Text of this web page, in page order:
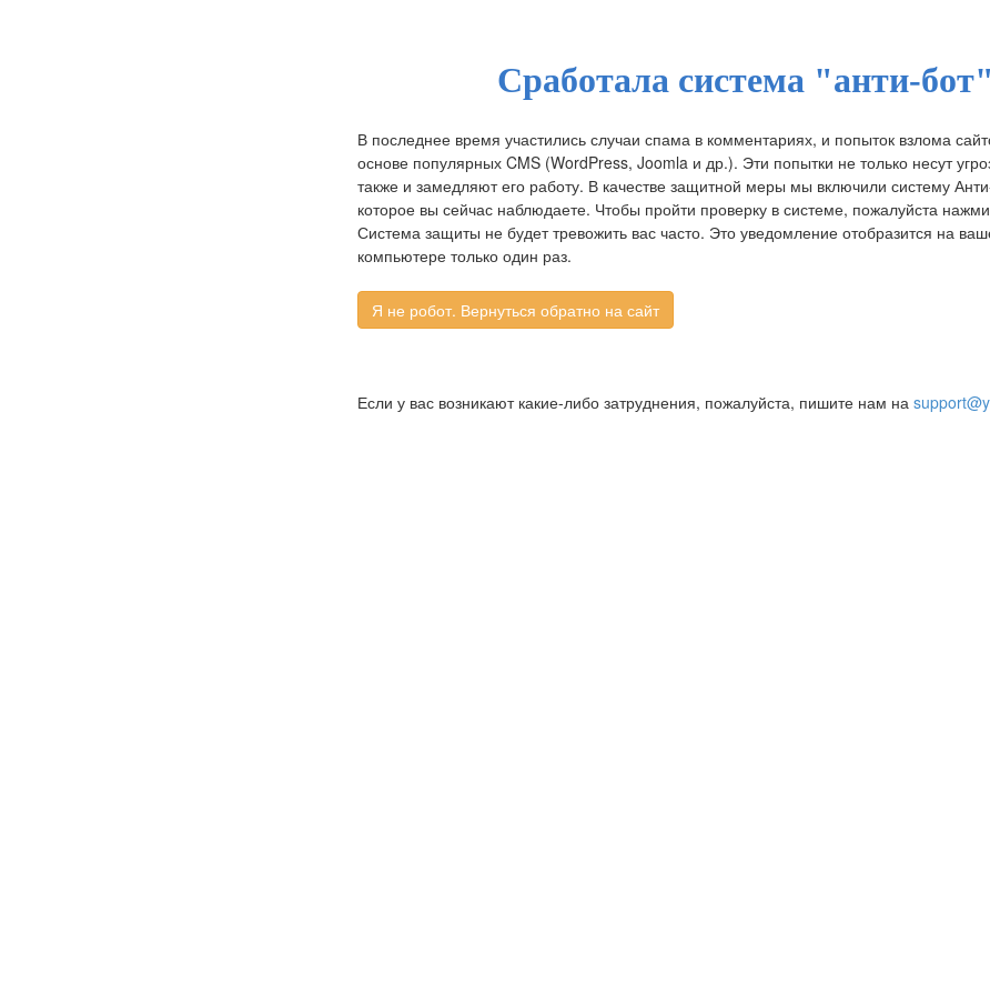
Сработала система "анти-бот"
В последнее время участились случаи спама в комментариях, и попыток взлома
основе популярных CMS (WordPress, Joomla и др.). Эти попытки не только несут
также и замедляют его работу. В качестве защитной меры мы включили систему
которое вы сейчас наблюдаете. Чтобы пройти проверку в системе, пожалуйста
Система защиты не будет тревожить вас часто. Это уведомление отобразится на
компьютере только один раз.
Если у вас возникают какие-либо затруднения, пожалуйста, пишите нам на